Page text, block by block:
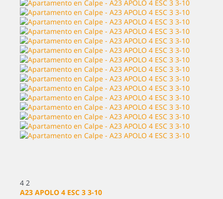
4 2
A23 APOLO 4 ESC 3 3-10